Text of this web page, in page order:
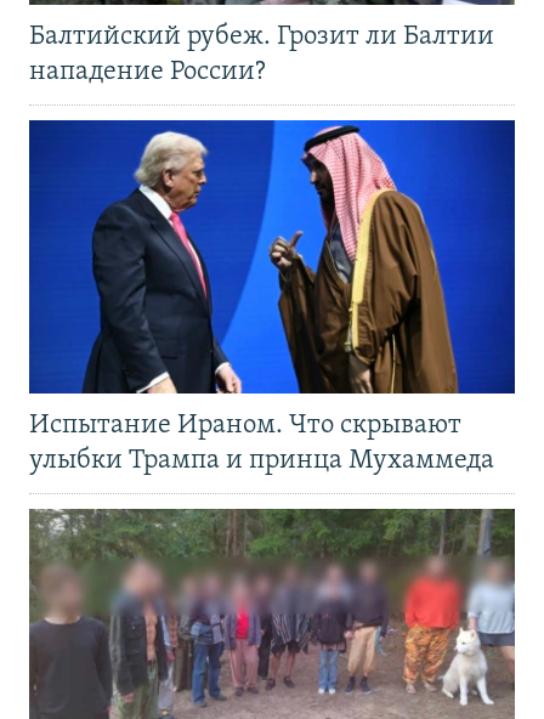
Балтийский рубеж. Грозит ли Балтии
нападение России?
Испытание Ираном. Что скрывают
улыбки Трампа и принца Мухаммеда